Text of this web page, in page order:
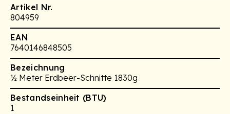
Artikel Nr.
804959
EAN
7640146848505
Bezeichnung
½ Meter Erdbeer-Schnitte 1830g
Bestandseinheit (BTU)
1